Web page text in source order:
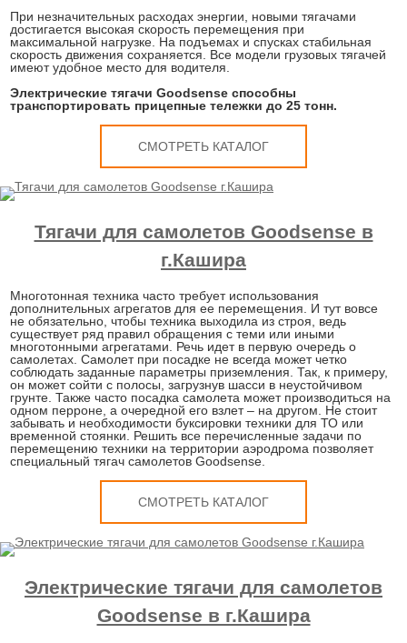
При незначительных расходах энергии, новыми тягачами
достигается высокая скорость перемещения при
максимальной нагрузке. На подъемах и спусках стабильная
скорость движения сохраняется. Все модели грузовых тягачей
имеют удобное место для водителя.
Электрические тягачи Goodsense способны
транспортировать прицепные тележки до 25 тонн.
СМОТРЕТЬ КАТАЛОГ
Тягачи для самолетов Goodsense в
г.Кашира
Многотонная техника часто требует использования
дополнительных агрегатов для ее перемещения. И тут вовсе
не обязательно, чтобы техника выходила из строя, ведь
существует ряд правил обращения с теми или иными
многотонными агрегатами. Речь идет в первую очередь о
самолетах. Самолет при посадке не всегда может четко
соблюдать заданные параметры приземления. Так, к примеру,
он может сойти с полосы, загрузнув шасси в неустойчивом
грунте. Также часто посадка самолета может производиться на
одном перроне, а очередной его взлет – на другом. Не стоит
забывать и необходимости буксировки техники для ТО или
временной стоянки. Решить все перечисленные задачи по
перемещению техники на территории аэродрома позволяет
специальный тягач самолетов Goodsense.
СМОТРЕТЬ КАТАЛОГ
Электрические тягачи для самолетов
Goodsense в г.Кашира